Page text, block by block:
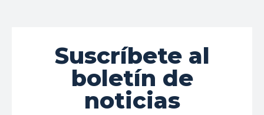
Suscríbete al
boletín de
noticias